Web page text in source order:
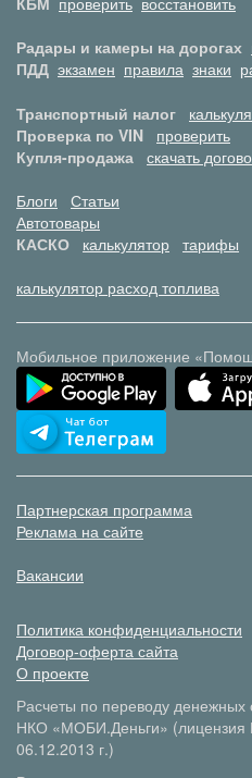
Радары и камеры на дорогах
ПДД экзамен правила знаки
Транспортный налог
Проверка по VIN
проверить
Купля-продажа скачать
Блоги
Статьи
Автотовары
КАСКО
калькулятор тарифы
калькулятор расход топлива
Мобильное приложение
Партнерская программа
Реклама на сайте
Вакансии
Политика конфиденциальности
Договор-оферта сайта
О проекте
Расчеты по переводу
НКО «МОБИ.Деньги»
06.12.2013 г.)